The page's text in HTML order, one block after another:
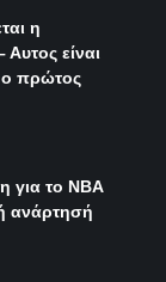
η
είναι
πρώτος
για το NBA
ανάρτησή